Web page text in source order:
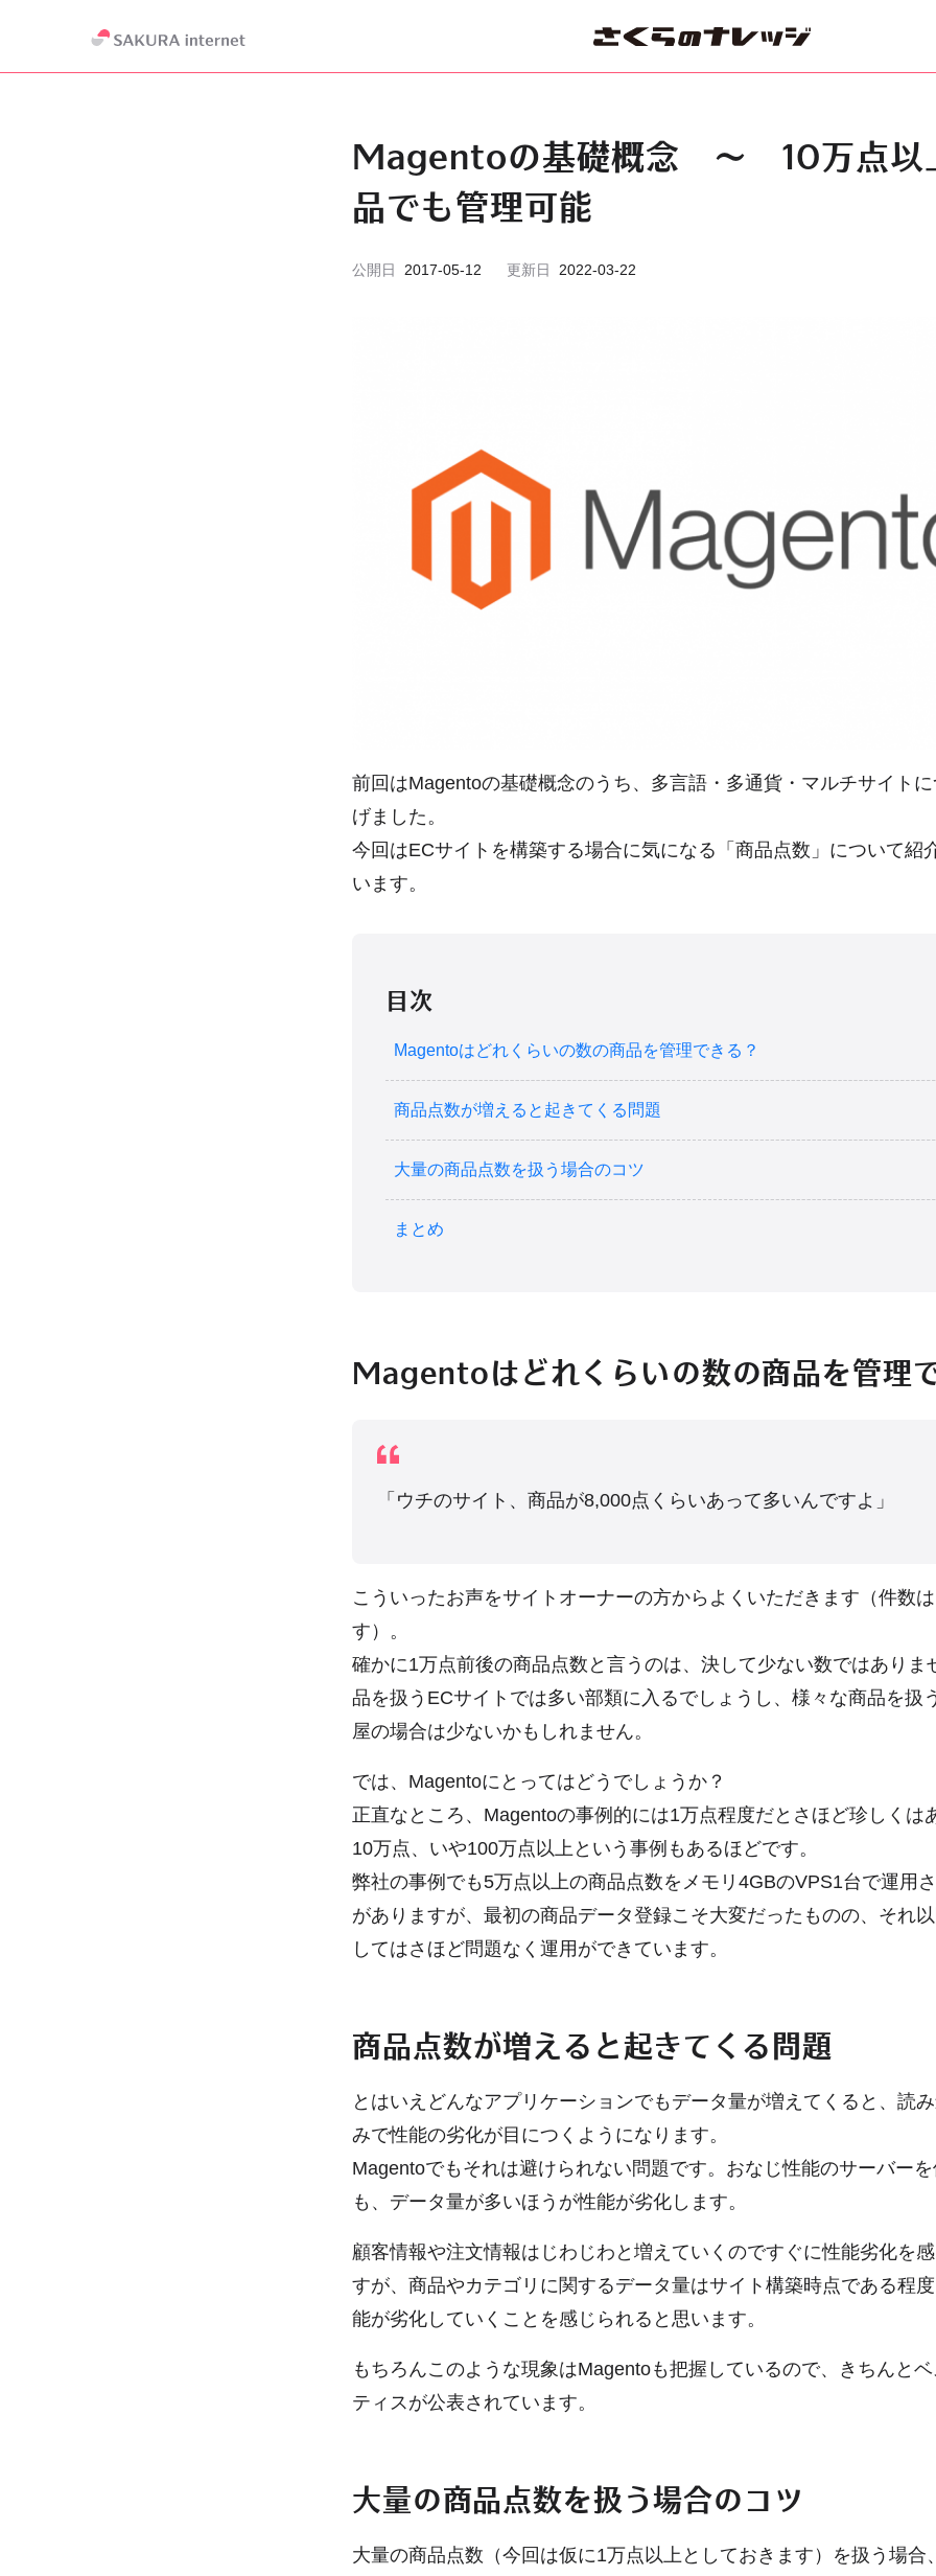
Magentoの基礎概念 〜 10万点以
品でも管理可能
公開日 2017-05-12 更新日 2022-03-22
前回はMagentoの基礎概念のうち、多言語・多通貨・マルチサイト
げました。
今回はECサイトを構築する場合に気になる「商品点数」について紹
います。
目次
Magentoはどれくらいの数の商品を管理できる？
商品点数が増えると起きてくる問題
大量の商品点数を扱う場合のコツ
まとめ
Magentoはどれくらいの数の商品を管理
「ウチのサイト、商品が8,000点くらいあって多いんですよ」
こういったお声をサイトオーナーの方からよくいただきます（件数
す）。
確かに1万点前後の商品点数と言うのは、決して少ない数ではありま
品を扱うECサイトでは多い部類に入るでしょうし、様々な商品を扱
屋の場合は少ないかもしれません。
では、Magentoにとってはどうでしょうか？
正直なところ、Magentoの事例的には1万点程度だとさほど珍しくは
10万点、いや100万点以上という事例もあるほどです。
弊社の事例でも5万点以上の商品点数をメモリ4GBのVPS1台で運用
がありますが、最初の商品データ登録こそ大変だったものの、それ
してはさほど問題なく運用ができています。
商品点数が増えると起きてくる問題
とはいえどんなアプリケーションでもデータ量が増えてくると、読
みで性能の劣化が目につくようになります。
Magentoでもそれは避けられない問題です。おなじ性能のサーバー
も、データ量が多いほうが性能が劣化します。
顧客情報や注文情報はじわじわと増えていくのですぐに性能劣化を
すが、商品やカテゴリに関するデータ量はサイト構築時点である程
能が劣化していくことを感じられると思います。
もちろんこのような現象はMagentoも把握しているので、きちんと
ティスが公表されています。
大量の商品点数を扱う場合のコツ
大量の商品点数（今回は仮に1万点以上としておきます）を扱う場合